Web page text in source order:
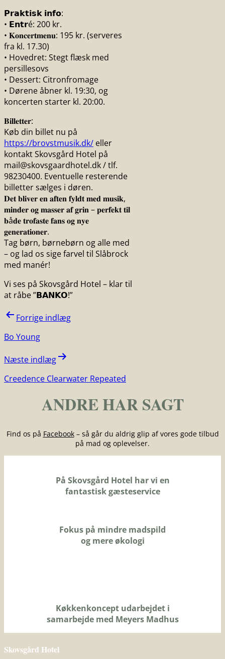
𝗣𝗿𝗮𝗸𝘁𝗶𝘀𝗸 𝗶𝗻𝗳𝗼:
• 𝗘𝗻𝘁𝗿é: 200 kr.
• 𝐊𝐨𝐧𝐜𝐞𝐫𝐭𝐦𝐞𝐧𝐮: 195 kr. (serveres
fra kl. 17.30)
• Hovedret: Stegt flæsk med
persillesovs
• Dessert: Citronfromage
• Dørene åbner kl. 19:30, og
koncerten starter kl. 20:00.
𝐁𝐢𝐥𝐥𝐞𝐭𝐭𝐞𝐫:
Køb din billet nu på
https://brovstmusik.dk/ eller
kontakt Skovsgård Hotel på
mail@skovsgaardhotel.dk / tlf.
98230400. Eventuelle resterende
billetter sælges i døren.
𝐃𝐞𝐭 𝐛𝐥𝐢𝐯𝐞𝐫 𝐞𝐧 𝐚𝐟𝐭𝐞𝐧 𝐟𝐲𝐥𝐝𝐭 𝐦𝐞𝐝 𝐦𝐮𝐬𝐢𝐤,
𝐦𝐢𝐧𝐝𝐞𝐫 𝐨𝐠 𝐦𝐚𝐬𝐬𝐞𝐫 𝐚𝐟 𝐠𝐫𝐢𝐧 – 𝐩𝐞𝐫𝐟𝐞𝐤𝐭 𝐭𝐢𝐥
𝐛å𝐝𝐞 𝐭𝐫𝐨𝐟𝐚𝐬𝐭𝐞 𝐟𝐚𝐧𝐬 𝐨𝐠 𝐧𝐲𝐞
𝐠𝐞𝐧𝐞𝐫𝐚𝐭𝐢𝐨𝐧𝐞𝐫.
Tag børn, børnebørn og alle med
– og lad os sige farvel til Slåbrock
med manér!
Vi ses på Skovsgård Hotel – klar til
at råbe ”𝗕𝗔𝗡𝗞𝗢!”
Indlægsnavigation
Forrige indlæg
Bo Young
Næste indlæg
Creedence Clearwater Repeated
ANDRE HAR SAGT
Find os på Facebook– så går du aldrig glip af vores gode tilbud
på mad og oplevelser.
På Skovsgård Hotel har vi en
fantastisk gæsteservice
Fokus på mindre madspild
og mere økologi
Køkkenkoncept udarbejdet i
samarbejde med Meyers Madhus
Skovsgård Hotel